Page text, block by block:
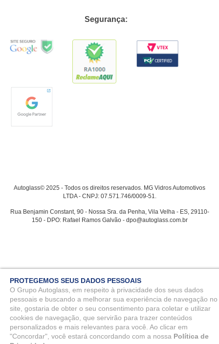
Segurança:
Autoglass© 2025 - Todos os direitos reservados. MG Vidros Automotivos
LTDA - CNPJ: 07.571.746/0009-51.
Rua Benjamin Constant, 90 - Nossa Sra. da Penha, Vila Velha - ES, 29110-
150 - DPO: Rafael Ramos Galvão - dpo@autoglass.com.br
PROTEGEMOS SEUS DADOS PESSOAIS
O Grupo Autoglass, em respeito à privacidade dos seus dados
pessoais e buscando a melhorar sua experiência de navegação no
site, gostaria de obter o seu consentimento para coletar e utilizar
cookies de navegação, que servirão para trazer conteúdos
personalizados e mais relevantes para você. Ao clicar em
"Concordar", você estará concordando com a nossa Política de